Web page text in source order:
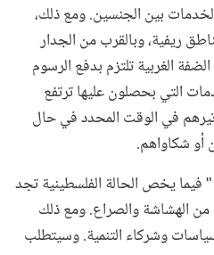
بين الجنسين. ومع ذلك،
ريفية، وبالقرب من الجدار
الغربية تلتزم بدفع الرسوم
التي بحصلون عليها ترتفع
في الوقت المحدد في حال
أو شكاواهم.
" فيما يخص الحالة الفلسطينية تجد
الهشاشة والصراع. ومع ذلك
وشركاء التنمية. وسيتطلب